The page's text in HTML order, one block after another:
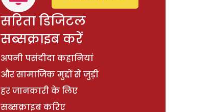
सरिता डिजिटल
सब्सक्राइब करें
अपनी पसंदीदा कहानियां
और सामाजिक मुद्दों से जुड़ी
हर जानकारी के लिए
सब्सक्राइब करिए